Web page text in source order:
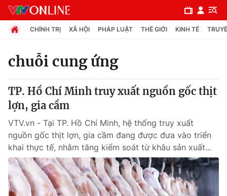
Chuyên mục
Chính trị
Xã hội
Pháp luật
Y tế
CHÍNH TRỊ XÃ HỘI PHÁP LUẬT THẾ GIỚI KINH TẾ
chuỗi cung ứng
TP. Hồ Chí Minh truy xuất nguồn gốc thịt
lợn, gia cầm
VTV.vn - Tại TP. Hồ Chí Minh, hệ thống truy xuất
nguồn gốc thịt lợn, gia cầm đang được đưa vào triển
khai thực tế, nhằm tăng kiểm soát từ khâu sản xuất...